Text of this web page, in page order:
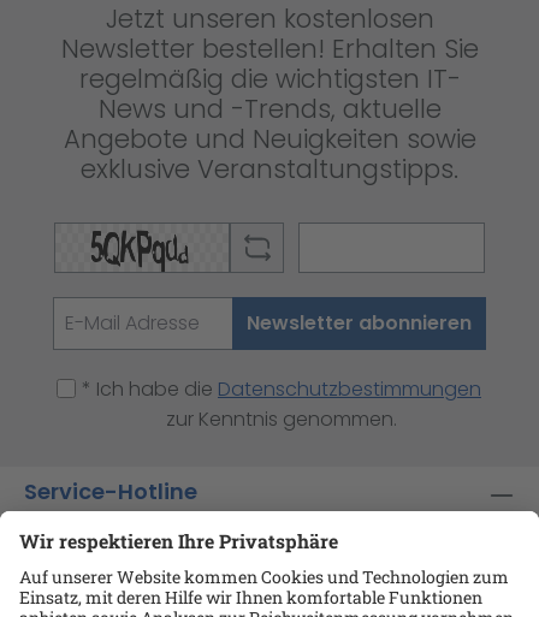
Jetzt unseren kostenlosen
Newsletter bestellen! Erhalten Sie
regelmäßig die wichtigsten IT-
News und -Trends, aktuelle
Angebote und Neuigkeiten sowie
exklusive Veranstaltungstipps.
Newsletter abonnieren
* Ich habe die Datenschutzbestimmungen
zur Kenntnis genommen.
Service-Hotline
Shop-Service